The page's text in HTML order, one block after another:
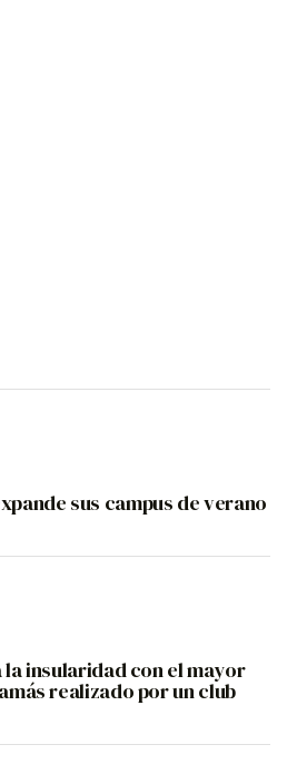
sus campus de verano
la insularidad con el mayor
realizado por un club